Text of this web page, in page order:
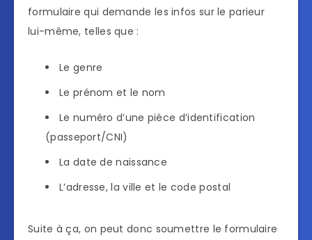
formulaire qui demande les infos sur le parieur
lui-même, telles que :
Le genre
Le prénom et le nom
Le numéro d’une pièce d’identification
(passeport/CNI)
La date de naissance
L’adresse, la ville et le code postal
Suite à ça, on peut donc soumettre le formulaire